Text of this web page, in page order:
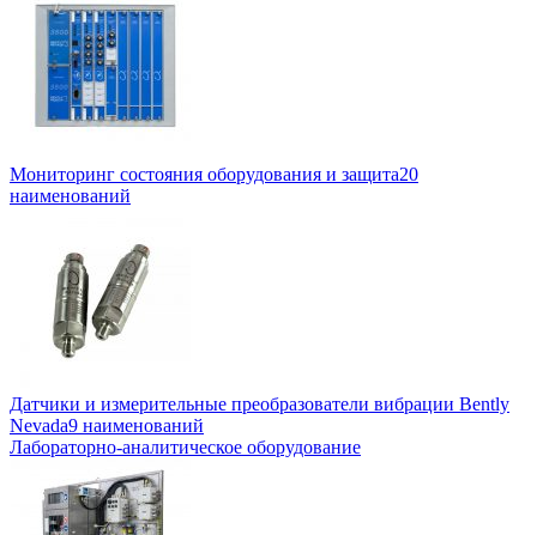
Мониторинг состояния оборудования и защита20
наименований
Датчики и измерительные преобразователи вибрации Bently
Nevada9 наименований
Лабораторно-аналитическое оборудование